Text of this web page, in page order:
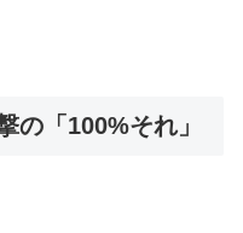
の「100%それ」